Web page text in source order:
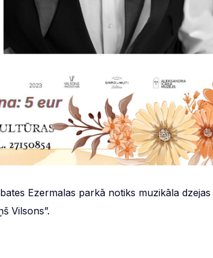
Ezermalas parkā notiks muzikāla
Vilsons”.